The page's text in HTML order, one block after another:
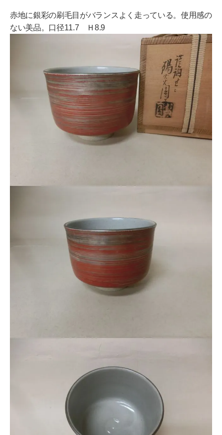
赤地に銀彩の刷毛目がバランスよく走っている。使用感の
ない美品。口径11.7 Ｈ8.9